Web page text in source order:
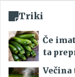
Triki
Če
ta
Večina